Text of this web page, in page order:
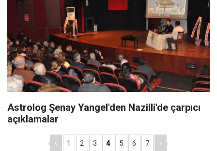
Astrolog Şenay Yangel'den Nazilli'de çarpıcı
açıklamalar
1 2 3 4 5 6 7